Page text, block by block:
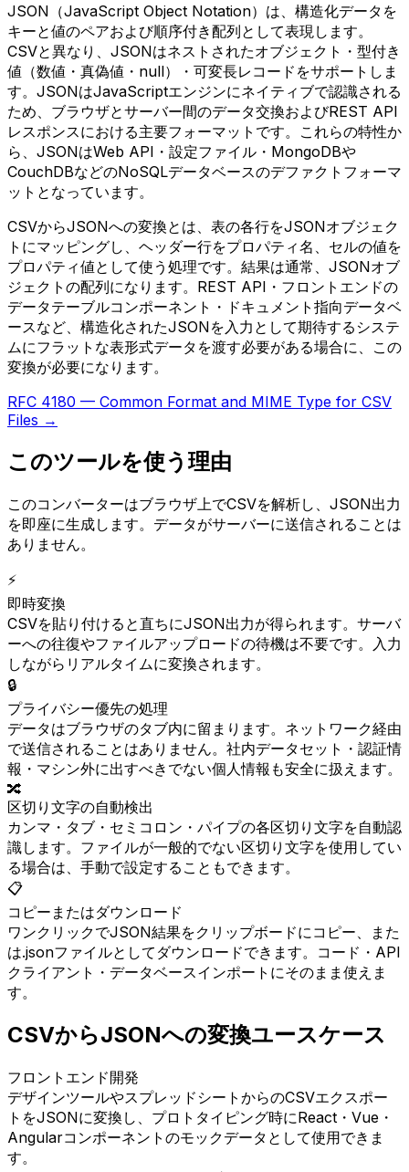
JSON（JavaScript Object Notation）は、構造化データを
キーと値のペアおよび順序付き配列として表現します。
CSVと異なり、JSONはネストされたオブジェクト・型付き
値（数値・真偽値・null）・可変長レコードをサポートしま
す。JSONはJavaScriptエンジンにネイティブで認識される
ため、ブラウザとサーバー間のデータ交換およびREST API
レスポンスにおける主要フォーマットです。これらの特性か
ら、JSONはWeb API・設定ファイル・MongoDBや
CouchDBなどのNoSQLデータベースのデファクトフォーマ
ットとなっています。
CSVからJSONへの変換とは、表の各行をJSONオブジェク
トにマッピングし、ヘッダー行をプロパティ名、セルの値を
プロパティ値として使う処理です。結果は通常、JSONオブ
ジェクトの配列になります。REST API・フロントエンドの
データテーブルコンポーネント・ドキュメント指向データベ
ースなど、構造化されたJSONを入力として期待するシステ
ムにフラットな表形式データを渡す必要がある場合に、この
変換が必要になります。
RFC 4180 — Common Format and MIME Type for CSV
Files →
このツールを使う理由
このコンバーターはブラウザ上でCSVを解析し、JSON出力
を即座に生成します。データがサーバーに送信されることは
ありません。
⚡
即時変換
CSVを貼り付けると直ちにJSON出力が得られます。サーバ
ーへの往復やファイルアップロードの待機は不要です。入力
しながらリアルタイムに変換されます。
🔒
プライバシー優先の処理
データはブラウザのタブ内に留まります。ネットワーク経由
で送信されることはありません。社内データセット・認証情
報・マシン外に出すべきでない個人情報も安全に扱えます。
🔀
区切り文字の自動検出
カンマ・タブ・セミコロン・パイプの各区切り文字を自動認
識します。ファイルが一般的でない区切り文字を使用してい
る場合は、手動で設定することもできます。
📋
コピーまたはダウンロード
ワンクリックでJSON結果をクリップボードにコピー、また
は.jsonファイルとしてダウンロードできます。コード・API
クライアント・データベースインポートにそのまま使えま
す。
CSVからJSONへの変換ユースケース
フロントエンド開発
デザインツールやスプレッドシートからのCSVエクスポー
トをJSONに変換し、プロトタイピング時にReact・Vue・
Angularコンポーネントのモックデータとして使用できま
す。